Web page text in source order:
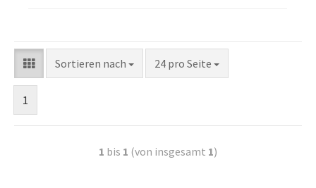
Sortieren nach 24 pro Seite
1
1 bis 1 (von insgesamt 1)